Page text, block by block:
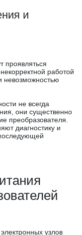
и
проявляться
работой
невозможностью
не всегда
они существенно
преобразователя.
диагностику и
узлов